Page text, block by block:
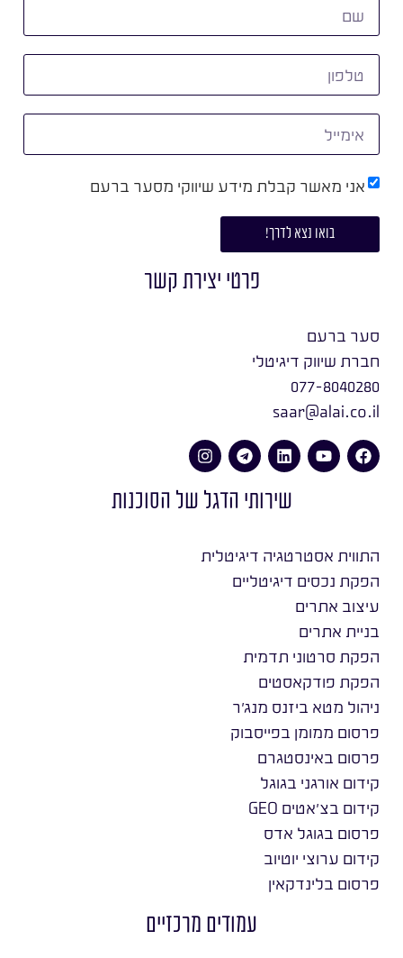
אני מאשר קבלת מידע שיווקי מסער ברעם
בואו נצא לדרך!
פרטי יצירת קשר
סער ברעם
חברת שיווק דיגיטלי
077-8040280
saar@alai.co.il
שירותי הדגל של הסוכנות
התווית אסטרטגיה דיגיטלית
הפקת נכסים דיגיטליים
עיצוב אתרים
בניית אתרים
הפקת סרטוני תדמית
הפקת פודקאסטים
ניהול מטא ביזנס מנג׳ר
פרסום ממומן בפייסבוק
פרסום באינסטגרם
קידום אורגני בגוגל
קידום בצ׳אטים GEO
פרסום בגוגל אדס
קידום ערוצי יוטיוב
פרסום בלינדקאין
עמודים מרכזיים